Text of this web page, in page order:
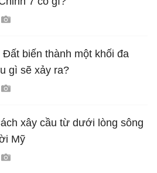
Đất biến thành một khối đa
gì sẽ xảy ra?
xây cầu từ dưới lòng sông
Mỹ